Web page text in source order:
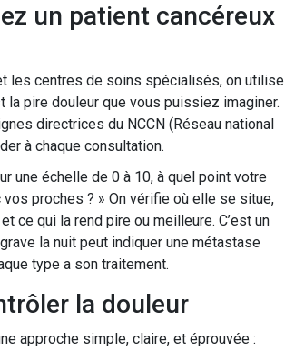
un patient cancéreux
les centres de soins spécialisés, on utilise
la pire douleur que vous puissiez imaginer.
directrices du NCCN (Réseau national
à chaque consultation.
une échelle de 0 à 10, à quel point votre
proches ? » On vérifie où elle se situe,
ce qui la rend pire ou meilleure. C’est un
la nuit peut indiquer une métastase
type a son traitement.
la douleur
approche simple, claire, et éprouvée :